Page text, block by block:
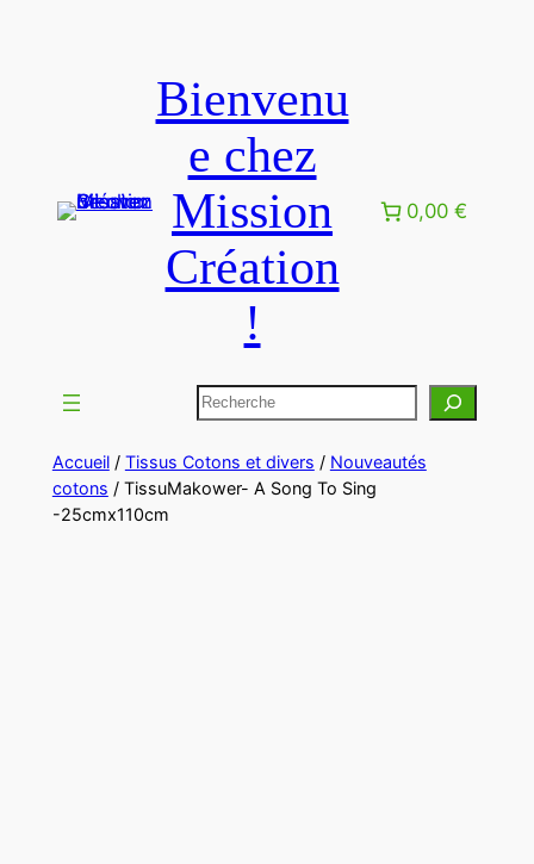
Bienvenu
e chez
Mission
Création
!
0,00 €
Rechercher
Accueil/ Tissus Cotons et divers / Nouveautés
cotons / TissuMakower- A Song To Sing
-25cmx110cm